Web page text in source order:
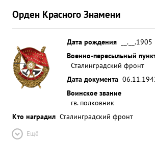
Орден Красного Знамени
Дата рождения
__.__.1905
Военно-пересыльный
Сталинградский фронт
Дата документа
Воинское звание
гв. полковник
Кто наградил Сталинградский фронт
Ещё